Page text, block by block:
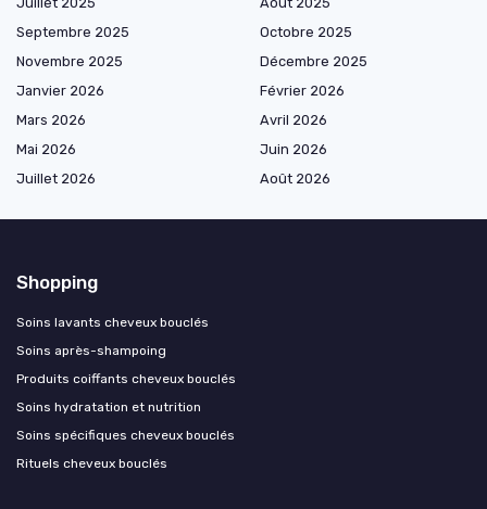
Septembre 2025
Octobre 2025
Novembre 2025
Décembre 2025
Janvier 2026
Février 2026
Mars 2026
Avril 2026
Mai 2026
Juin 2026
Juillet 2026
Août 2026
Shopping
Soins lavants cheveux bouclés
Soins après-shampoing
Produits coiffants cheveux bouclés
Soins hydratation et nutrition
Soins spécifiques cheveux bouclés
Rituels cheveux bouclés